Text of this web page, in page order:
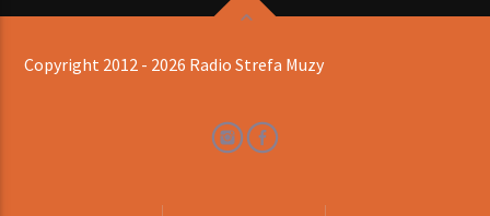
Copyright 2012 - 2026 Radio Strefa Muzy